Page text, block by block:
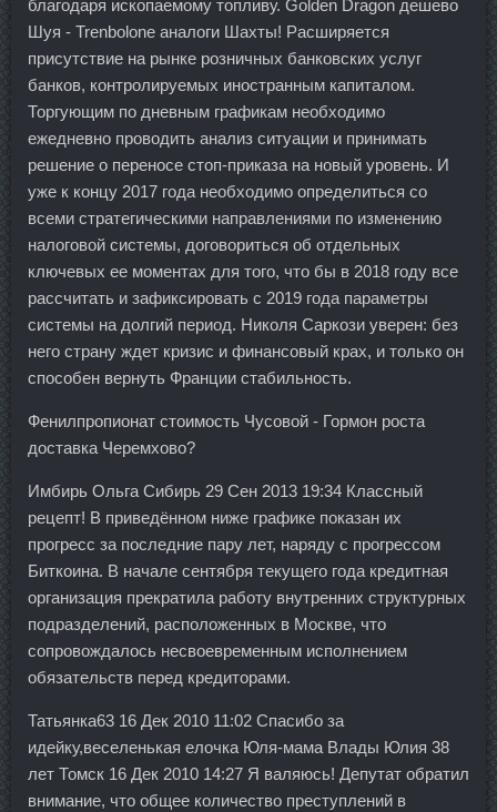
благодаря ископаемому топливу. Golden Dragon дешево
Шуя - Trenbolone аналоги Шахты! Расширяется
присутствие на рынке розничных банковских услуг
банков, контролируемых иностранным капиталом.
Торгующим по дневным графикам необходимо
ежедневно проводить анализ ситуации и принимать
решение о переносе стоп-приказа на новый уровень. И
уже к концу 2017 года необходимо определиться со
всеми стратегическими направлениями по изменению
налоговой системы, договориться об отдельных
ключевых ее моментах для того, что бы в 2018 году все
рассчитать и зафиксировать с 2019 года параметры
системы на долгий период. Николя Саркози уверен: без
него страну ждет кризис и финансовый крах, и только он
способен вернуть Франции стабильность.
Фенилпропионат стоимость Чусовой - Гормон роста
доставка Черемхово?
Имбирь Ольга Сибирь 29 Сен 2013 19:34 Классный
рецепт! В приведённом ниже графике показан их
прогресс за последние пару лет, наряду с прогрессом
Биткоина. В начале сентября текущего года кредитная
организация прекратила работу внутренних структурных
подразделений, расположенных в Москве, что
сопровождалось несвоевременным исполнением
обязательств перед кредиторами.
Татьянка63 16 Дек 2010 11:02 Спасибо за
идейку,веселенькая елочка Юля-мама Влады Юлия 38
лет Томск 16 Дек 2010 14:27 Я валяюсь! Депутат обратил
внимание, что общее количество преступлений в